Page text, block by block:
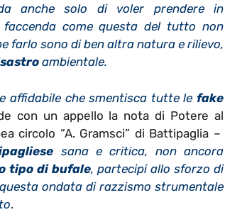
anche solo di voler prendere in
come questa del tutto non
farlo sono di ben altra natura e rilievo,
ambientale.
affidabile che smentisca tutte le fake
con un appello la nota di Potere al
circolo “A. Gramsci” di Battipaglia –
sana e critica, non ancora
tipo di bufale, partecipi allo sforzo di
ondata di razzismo strumentale
.